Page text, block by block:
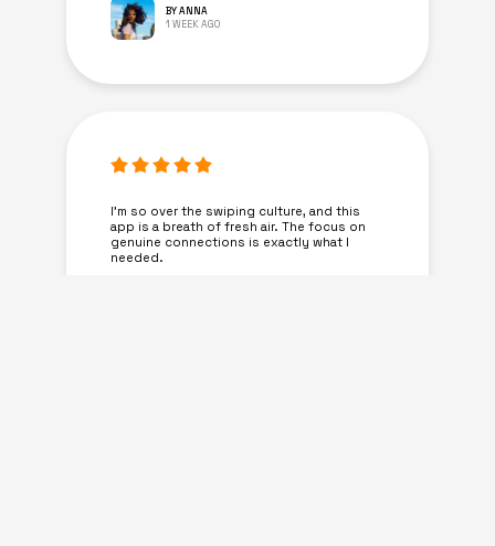
BY ANNA
1 WEEK AGO
I’m so over the swiping culture, and this
app is a breath of fresh air. The focus on
genuine connections is exactly what I
needed.